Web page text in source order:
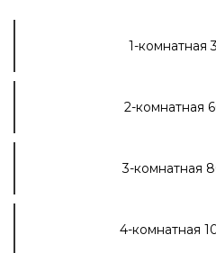
1-комнатная
2-комнатная
3-комнатная
4-комнатная